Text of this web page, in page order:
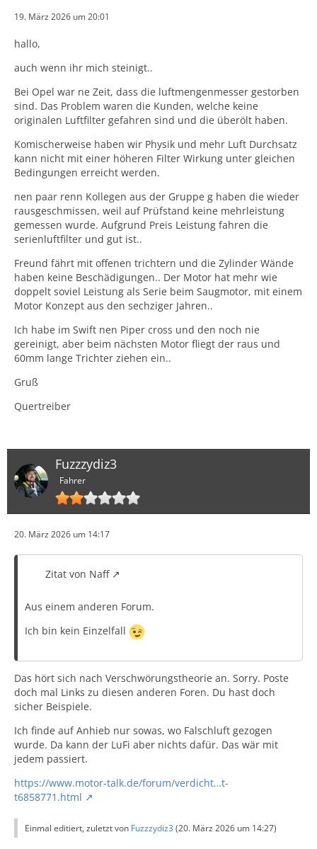
19. März 2026 um 20:01
hallo,
auch wenn ihr mich steinigt..
Bei Opel war ne Zeit, dass die luftmengenmesser gestorben
sind. Das Problem waren die Kunden, welche keine
originalen Luftfilter gefahren sind und die überölt haben.
Komischerweise haben wir Physik und mehr Luft Durchsatz
kann nicht mit einer höheren Filter Wirkung unter gleichen
Bedingungen erreicht werden.
nen paar renn Kollegen aus der Gruppe g haben die wieder
rausgeschmissen, weil auf Prüfstand keine mehrleistung
gemessen wurde. Aufgrund Preis Leistung fahren die
serienluftfilter und gut ist..
Freund fährt mit offenen trichtern und die Zylinder Wände
haben keine Beschädigungen.. Der Motor hat mehr wie
doppelt soviel Leistung als Serie beim Saugmotor, mit einem
Motor Konzept aus den sechziger Jahren..
Ich habe im Swift nen Piper cross und den noch nie
gereinigt, aber beim nächsten Motor fliegt der raus und
60mm lange Trichter ziehen ein..
Gruß
Quertreiber
Fuzzzydiz3
Fahrer
20. März 2026 um 14:17
Zitat von Naff
Aus einem anderen Forum.
Ich bin kein Einzelfall
Das hört sich nach Verschwörungstheorie an. Sorry. Poste
doch mal Links zu diesen anderen Foren. Du hast doch
sicher Beispiele.
Ich finde auf Anhieb nur sowas, wo Falschluft gezogen
wurde. Da kann der LuFi aber nichts dafür. Das wär mit
jedem passiert.
https://www.motor-talk.de/forum/verdicht…t-
t6858771.html
Einmal editiert, zuletzt von Fuzzzydiz3 (20. März 2026 um 14:27)